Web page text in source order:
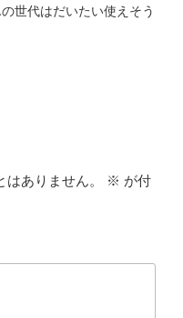
世代はだいたい使えそう
ありません。 ※ が付